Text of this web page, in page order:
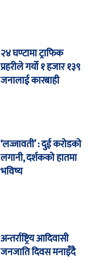
२४ घण्टामा ट्राफिक
प्रहरीले गर्यो १ हजार १३९
जनालाई कारबाही
‘लज्जावती’ : दुई करोडको
लगानी, दर्शकको हातमा
भविष्य
अन्तर्राष्ट्रिय आदिवासी
जनजाति दिवस मनाइँदै